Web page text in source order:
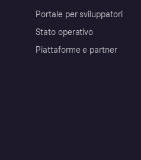
Portale per sviluppatori
Stato operativo
Piattaforme e partner